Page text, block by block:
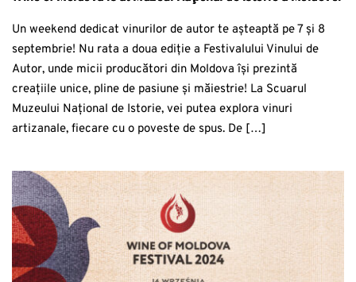
Un weekend dedicat vinurilor de autor te așteaptă pe 7 și 8
septembrie! Nu rata a doua ediție a Festivalului Vinului de
Autor, unde micii producători din Moldova își prezintă
creațiile unice, pline de pasiune și măiestrie! La Scuarul
Muzeului Național de Istorie, vei putea explora vinuri
artizanale, fiecare cu o poveste de spus. De […]